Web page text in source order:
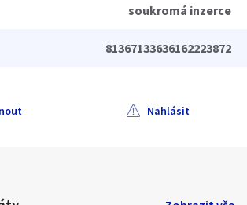
soukromá inzerce
81367133636162223872
Nahlásit